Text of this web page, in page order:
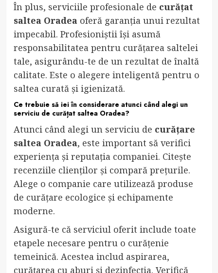
În plus, serviciile profesionale de curățat
saltea Oradeaoferă garanția unui rezultat
impecabil. Profesioniștii își asumă
responsabilitatea pentru curățarea saltelei
tale, asigurându-te de un rezultat de înaltă
calitate. Este o alegere inteligentă pentru o
saltea curată și igienizată.
Ce trebuie să iei în considerare atunci când alegi un
serviciu de curățat saltea Oradea?
Atunci când alegi un serviciu de curățare
saltea Oradea, este important să verifici
experiența și reputația companiei. Citește
recenziile clienților și compară prețurile.
Alege o companie care utilizează produse
de curățare ecologice și echipamente
moderne.
Asigură-te că serviciul oferit include toate
etapele necesare pentru o curățenie
temeinică. Acestea includ aspirarea,
curățarea cu aburi și dezinfecția. Verifică